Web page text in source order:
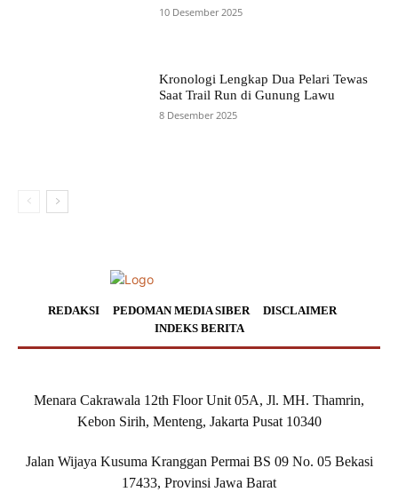
10 Desember 2025
Kronologi Lengkap Dua Pelari Tewas
Saat Trail Run di Gunung Lawu
8 Desember 2025
REDAKSI PEDOMAN MEDIA SIBER
DISCLAIMER
INDEKS BERITA
Menara Cakrawala 12th Floor Unit 05A, Jl. MH. Thamrin,
Kebon Sirih, Menteng, Jakarta Pusat 10340
Jalan Wijaya Kusuma Kranggan Permai BS 09 No. 05 Bekasi
17433, Provinsi Jawa Barat